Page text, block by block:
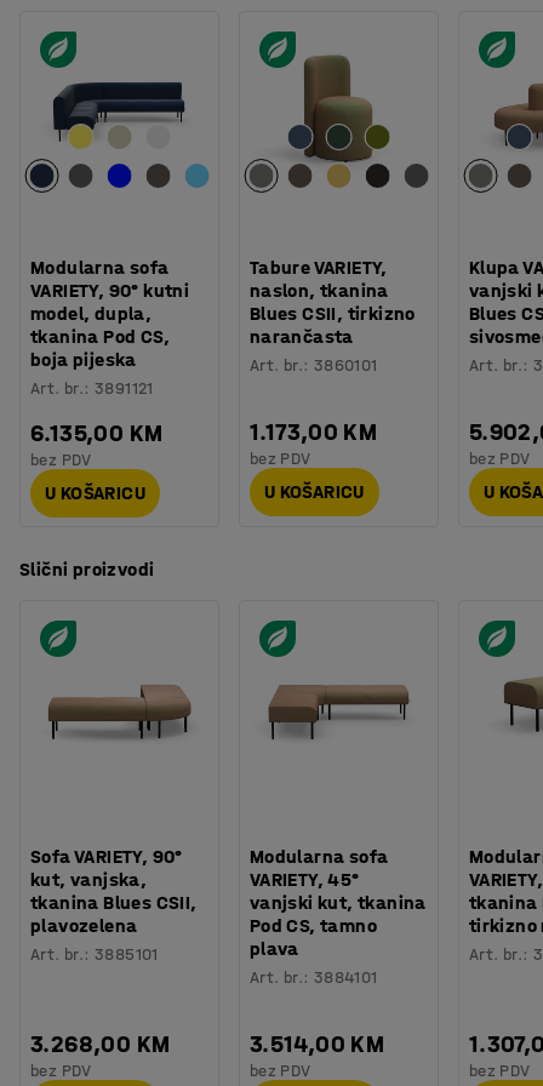
Modularna sofa
VARIETY, 90° kutni
model, dupla,
tkanina Pod CS,
boja pijeska
Art. br.:3891121
6.135,00 KM
bez PDV
U KOŠARICU
Tabure VARIETY,
naslon, tkanina
Blues CSII, tirkizno
narančasta
Art. br.: 3860101
1.173,00 KM
bez PDV
U KOŠARICU
Klupa
vanjski
Blues
Art. br.:
bez PDV
U
Slični proizvodi
Sofa VARIETY, 90°
kut, vanjska,
tkanina Blues CSII,
plavozelena
Art. br.:3885101
3.268,00 KM
bez PDV
Modularna sofa
VARIETY, 45°
vanjski kut, tkanina
Pod CS, tamno
plava
Art. br.: 3884101
3.514,00 KM
bez PDV
tkanina
tirkizno
Art. br.:
bez PDV